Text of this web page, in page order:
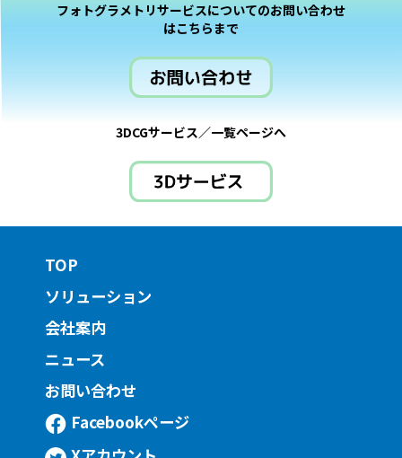
フォトグラメトリサービスについてのお問い合わせ
はこちらまで
3DCGサービス／一覧ページへ
TOP
ソリューション
会社案内
ニュース
お問い合わせ
Facebookページ